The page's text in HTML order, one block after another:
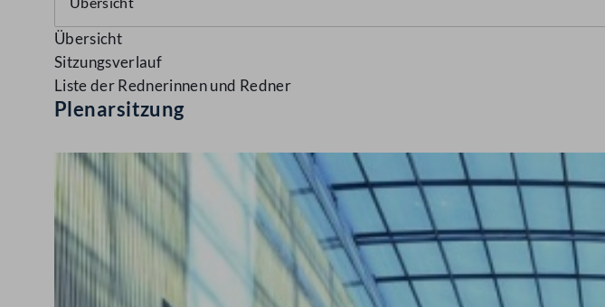
Übersicht
Sitzungsverlauf
Liste der Rednerinnen und Redner
Plenarsitzung